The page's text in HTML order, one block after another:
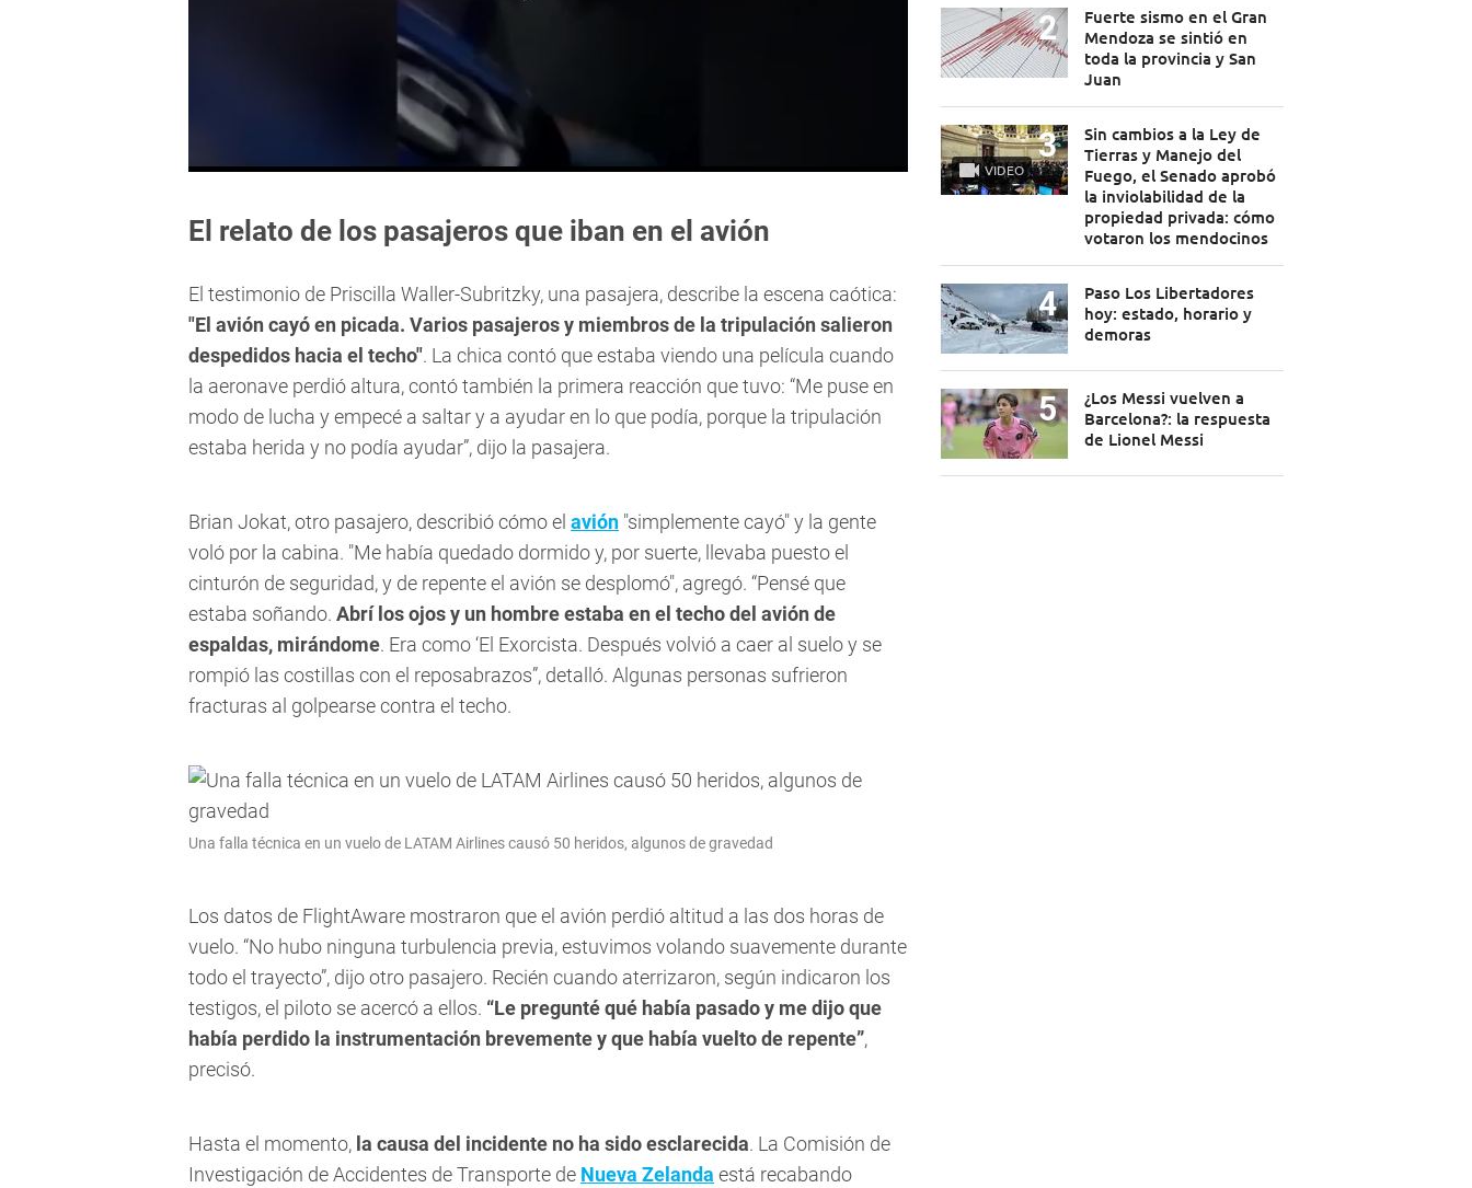
36
El relato de los pasajeros que iban en el avión
El testimonio de Priscilla Waller-Subritzky, una pasajera, describe la escena caótica:
"El avión cayó en picada. Varios pasajeros y miembros de la tripulación salieron
despedidos hacia el techo". La chica contó que estaba viendo una película cuando
la aeronave perdió altura, contó también la primera reacción que tuvo: “Me puse en
modo de lucha y empecé a saltar y a ayudar en lo que podía, porque la tripulación
estaba herida y no podía ayudar”, dijo la pasajera.
Brian Jokat, otro pasajero, describió cómo el avión "simplemente cayó" y la gente
voló por la cabina. "Me había quedado dormido y, por suerte, llevaba puesto el
cinturón de seguridad, y de repente el avión se desplomó", agregó. “Pensé que
estaba soñando. Abrí los ojos y un hombre estaba en el techo del avión de
espaldas, mirándome. Era como ‘El Exorcista. Después volvió a caer al suelo y se
rompió las costillas con el reposabrazos”, detalló. Algunas personas sufrieron
fracturas al golpearse contra el techo.
Una falla técnica en un vuelo de LATAM Airlines causó 50 heridos, algunos de gravedad
Los datos de FlightAware mostraron que el avión perdió altitud a las dos horas de
vuelo. “No hubo ninguna turbulencia previa, estuvimos volando suavemente durante
todo el trayecto”, dijo otro pasajero. Recién cuando aterrizaron, según indicaron los
testigos, el piloto se acercó a ellos. “Le pregunté qué había pasado y me dijo que
había perdido la instrumentación brevemente y que había vuelto de repente”,
precisó.
Hasta el momento, la causa del incidente no ha sido esclarecida. La Comisión de
Investigación de Accidentes de Transporte de Nueva Zelanda está recabando
Fuerte sismo en el Gran
Mendoza se sintió en
toda la provincia y San
Juan
VIDEO
Sin cambios a la Ley de
Tierras y Manejo del
Fuego, el Senado aprobó
la inviolabilidad de la
propiedad privada: cómo
votaron los mendocinos
Paso Los Libertadores
hoy: estado, horario y
demoras
¿Los Messi vuelven a
Barcelona?: la respuesta
de Lionel Messi